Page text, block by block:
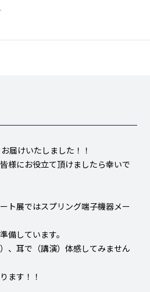
届けいたしました！！
様にお役立て頂けましたら幸いで
ト展ではスプリング端子機器メー
備しています。
、耳で（講演）体感してみません
ます！！